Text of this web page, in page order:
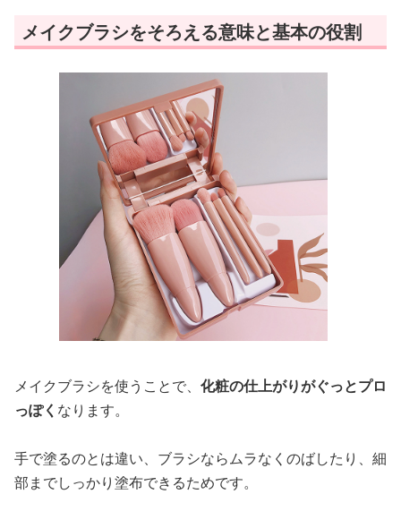
メイクブラシをそろえる意味と基本の役割
メイクブラシを使うことで、 化粧の仕上がりがぐっとプロ
っぽく なります。
手で塗るのとは違い、ブラシならムラなくのばしたり、細
部までしっかり塗布できるためです。